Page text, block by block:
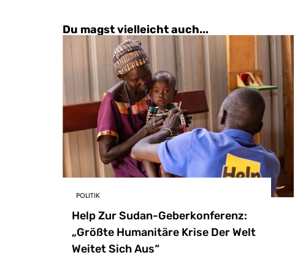
Du magst vielleicht auch...
POLITIK
Help Zur Sudan-Geberkonferenz:
„Größte Humanitäre Krise Der Welt
Weitet Sich Aus“